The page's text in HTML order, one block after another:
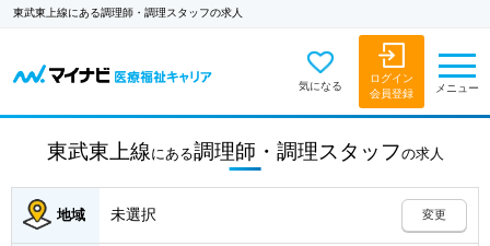
東武東上線にある調理師・調理スタッフの求人
気になる
ログイン
会員登録
メニュー
東武東上線 にある調理師・調理スタッフの求人
地域 未選択 変更